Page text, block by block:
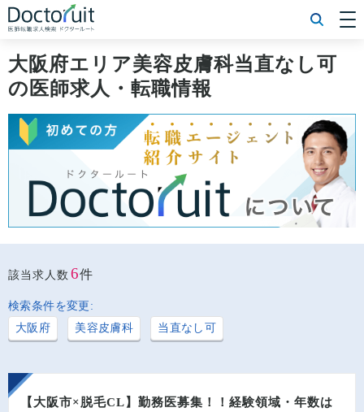
[常勤] 科目から探す
[常勤] 特徴から探す
[非常勤] エリアから探す
[非常勤] 科目から探す
Doctoruit医師転職特集
Doctoruitについて
運営者情報
プライバシーポリシー
大阪府エリア美容皮膚科当直なし可
の医師求人・転職情報
該当求人数 6件
検索条件を変更:
大阪府
美容皮膚科 当直なし可
【大阪市×脱毛CL】勤務医募集！！経験領域・年数は